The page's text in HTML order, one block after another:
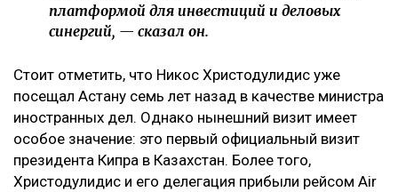
платформой для инвестиций и деловых
синергий, — сказал он.
Стоит отметить, что Никос Христодулидис уже
посещал Астану семь лет назад в качестве министра
иностранных дел. Однако нынешний визит имеет
особое значение: это первый официальный визит
президента Кипра в Казахстан. Более того,
Христодулидис и его делегация прибыли рейсом Air